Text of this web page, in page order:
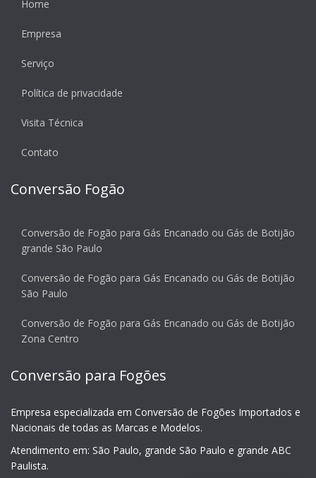
Home
Empresa
Serviço
Política de privacidade
Visita Técnica
Contato
Conversão Fogão
Conversão de Fogão para Gás Encanado ou Gás de Botijão
grande São Paulo
Conversão de Fogão para Gás Encanado ou Gás de Botijão
São Paulo
Conversão de Fogão para Gás Encanado ou Gás de Botijão
Zona Centro
Conversão para Fogões
Empresa especializada em Conversão de Fogões Importados e
Nacionais de todas as Marcas e Modelos.
Atendimento em: São Paulo, grande São Paulo e grande ABC
Paulista.